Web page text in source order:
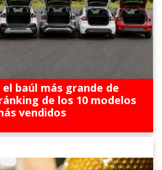
baúl más grande de
de los 10 modelos
vendidos